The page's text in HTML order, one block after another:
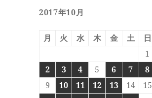
2017年10月
月 火 水 木 金 土
日
1
2
3 4 5 6 7
8
9
10 11 12 13 14
15